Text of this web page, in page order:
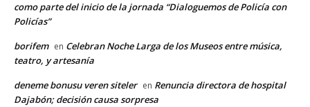
como parte del inicio de la jornada “Dialoguemos de Policía con
Policías”
borifem en Celebran Noche Larga de los Museos entre música,
teatro, y artesanía
deneme bonusu veren siteler en Renuncia directora de hospital
Dajabón; decisión causa sorpresa